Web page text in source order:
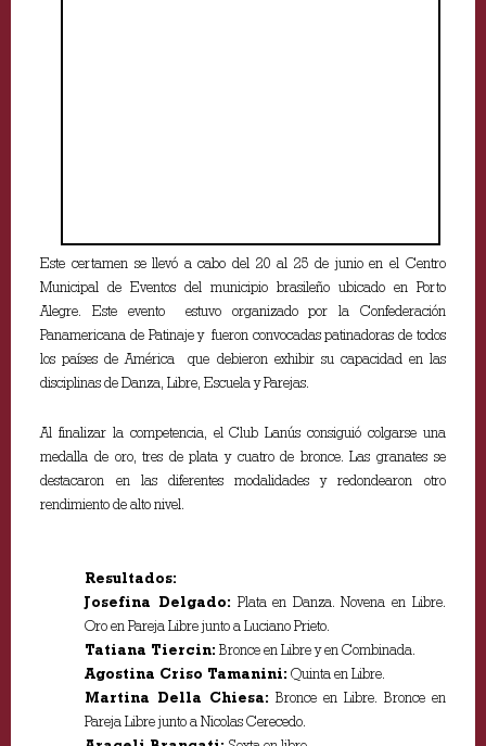
Este certamen se llevó a cabo del 20 al 25 de junio en el Centro
Municipal de Eventos del municipio brasileño ubicado en Porto
Alegre. Este evento estuvo organizado por la Confederación
Panamericana de Patinaje y fueron convocadas patinadoras de todos
los países de América que debieron exhibir su capacidad en las
disciplinas de Danza, Libre, Escuela y Parejas.
Al finalizar la competencia, el Club Lanús consiguió colgarse una
medalla de oro, tres de plata y cuatro de bronce. Las granates se
destacaron en las diferentes modalidades y redondearon otro
rendimiento de alto nivel.
Resultados:
Josefina Delgado: Plata en Danza. Novena en Libre.
Oro en Pareja Libre junto a Luciano Prieto.
Tatiana Tiercin: Bronce en Libre y en Combinada.
Agostina Criso Tamanini: Quinta en Libre.
Martina Della Chiesa: Bronce en Libre. Bronce en
Pareja Libre junto a Nicolas Cerecedo.